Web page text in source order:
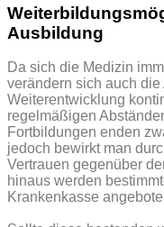
Ausbildung
Da sich die Medizin
verändern sich auch
Weiterentwicklung
regelmäßigen
Fortbildungen enden
jedoch bewirkt man
Vertrauen gegenüber
hinaus werden
Krankenkasse